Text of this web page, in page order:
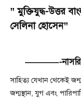
” মুক্তিযুদ্ধ-উত্তর
সেলিনা হোসেন”
————-নাসরিন
সাহিত্য যেখান থেকেই
জন্মস্থান, যুগ এবং